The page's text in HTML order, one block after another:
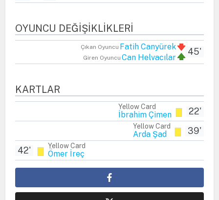
OYUNCU DEĞIŞIKLIKLERI
45'
Çıkan Oyuncu Fatih Canyürek
Giren Oyuncu Can Helvacılar
KARTLAR
22'
Yellow Card
İbrahim Çimen
39'
Yellow Card
Arda Şad
Yellow Card
Ömer İreç
42'